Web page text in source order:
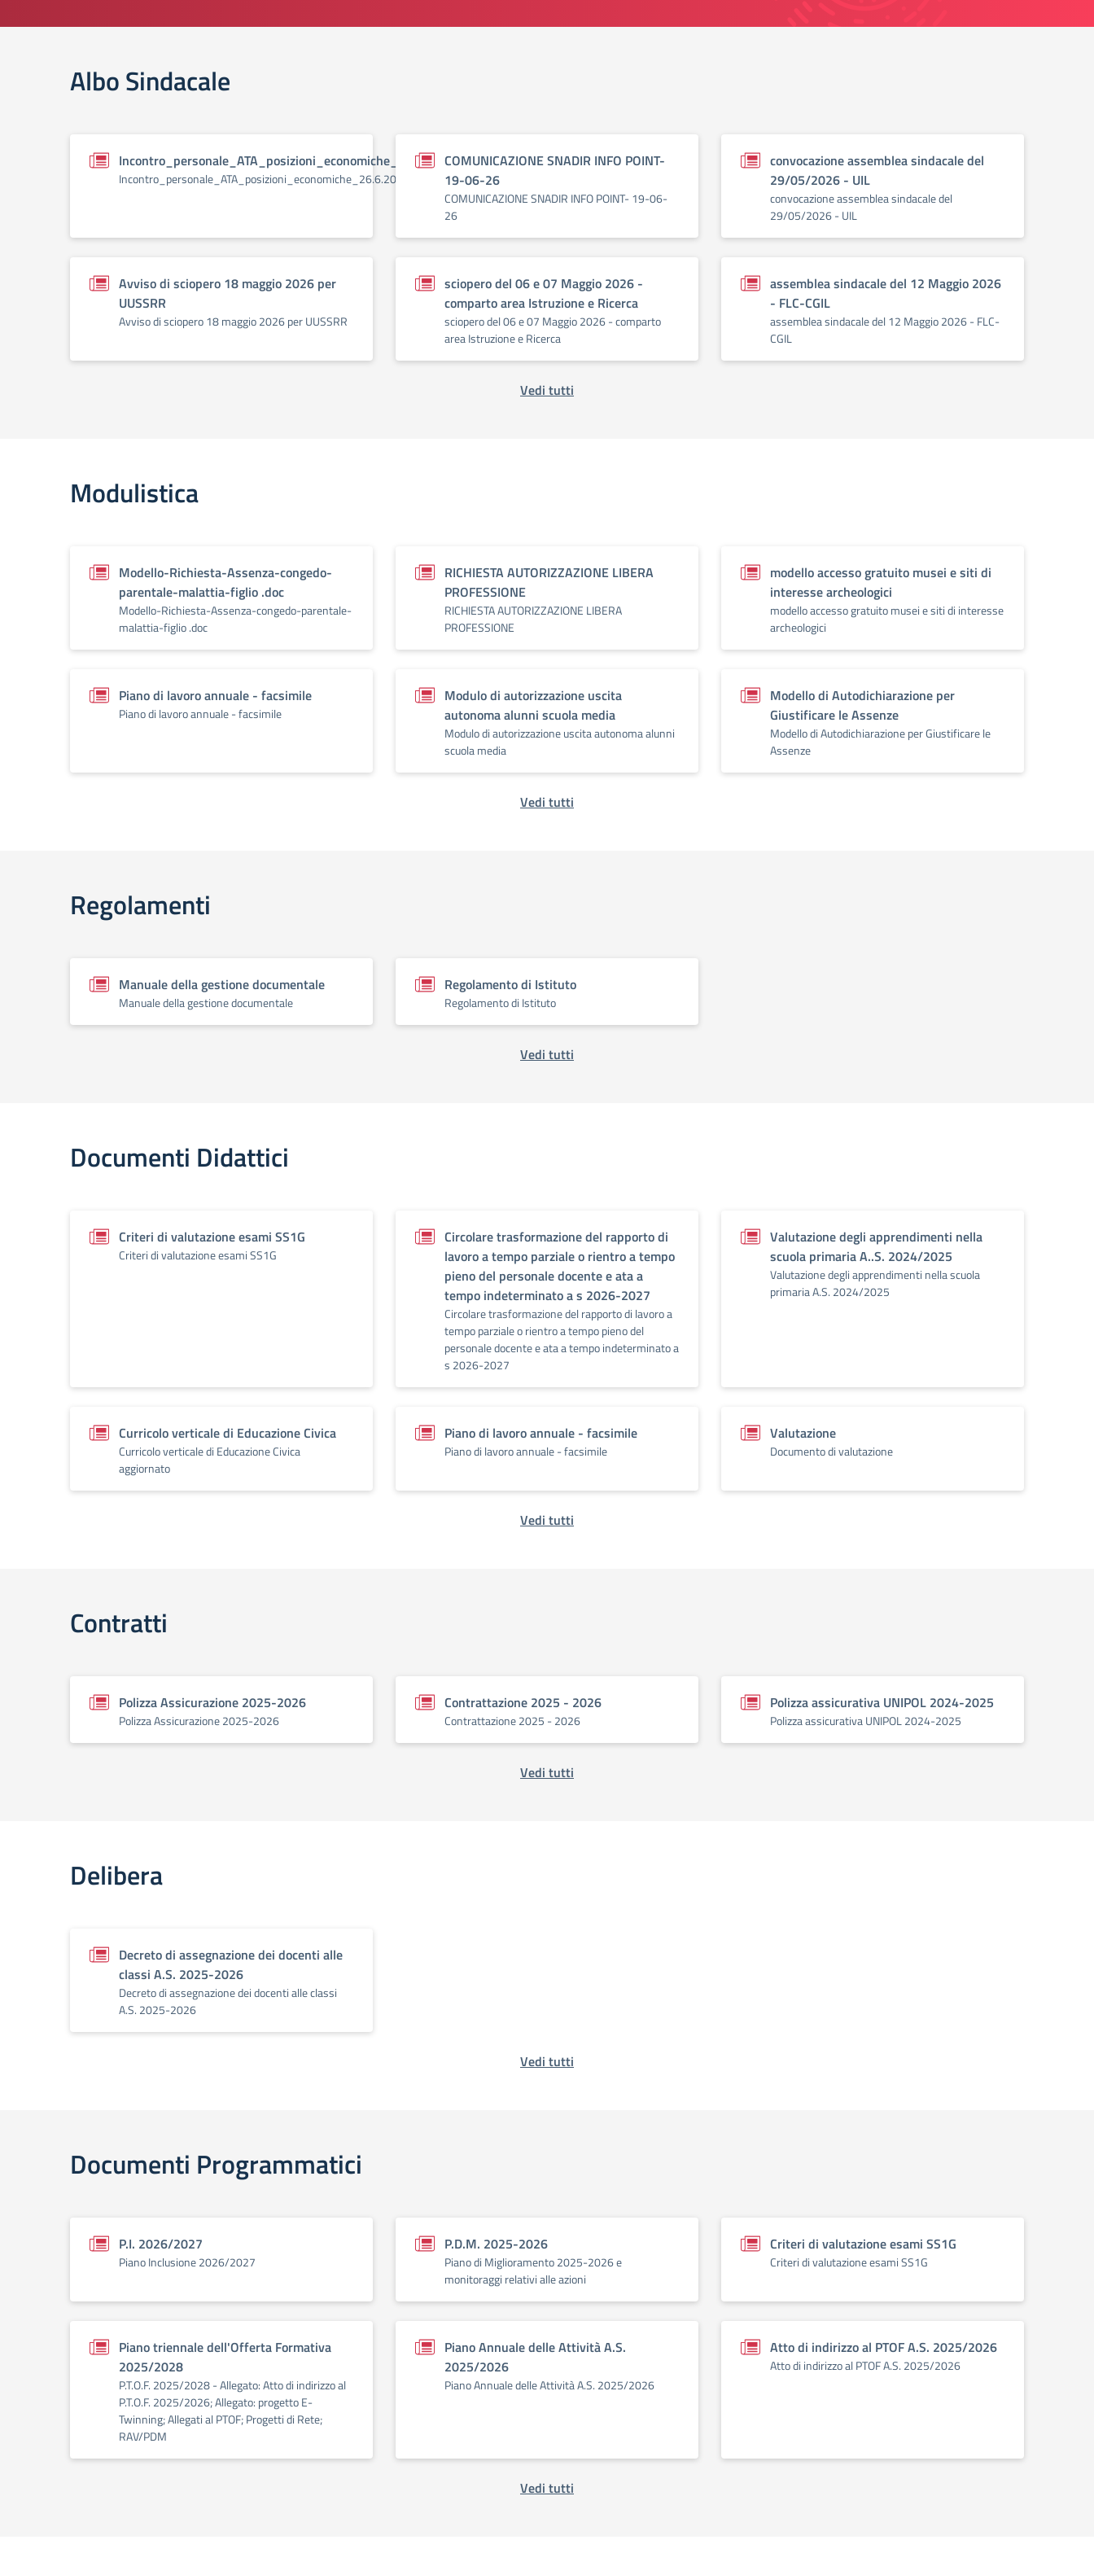
Albo Sindacale
Incontro_personale_ATA_posizioni_economiche_26.6.2026
Incontro_personale_ATA_posizioni_economiche_26.6.2026
COMUNICAZIONE SNADIR INFO POINT-
19-06-26
COMUNICAZIONE SNADIR INFO POINT- 19-06-
26
convocazione assemblea sindacale del
29/05/2026 - UIL
convocazione assemblea sindacale del
29/05/2026 - UIL
Avviso di sciopero 18 maggio 2026 per
UUSSRR
Avviso di sciopero 18 maggio 2026 per UUSSRR
sciopero del 06 e 07 Maggio 2026 -
comparto area Istruzione e Ricerca
sciopero del 06 e 07 Maggio 2026 - comparto
area Istruzione e Ricerca
assemblea sindacale del 12 Maggio 2026
- FLC-CGIL
assemblea sindacale del 12 Maggio 2026 - FLC-
CGIL
Vedi tutti
Modulistica
Modello-Richiesta-Assenza-congedo-
parentale-malattia-figlio .doc
Modello-Richiesta-Assenza-congedo-parentale-
malattia-figlio .doc
RICHIESTA AUTORIZZAZIONE LIBERA
PROFESSIONE
RICHIESTA AUTORIZZAZIONE LIBERA
PROFESSIONE
modello accesso gratuito musei e siti di
interesse archeologici
modello accesso gratuito musei e siti di interesse
archeologici
Piano di lavoro annuale - facsimile
Piano di lavoro annuale - facsimile
Modulo di autorizzazione uscita
autonoma alunni scuola media
Modulo di autorizzazione uscita autonoma alunni
scuola media
Modello di Autodichiarazione per
Giustificare le Assenze
Modello di Autodichiarazione per Giustificare le
Assenze
Vedi tutti
Regolamenti
Manuale della gestione documentale
Manuale della gestione documentale
Regolamento di Istituto
Regolamento di Istituto
Vedi tutti
Documenti Didattici
Criteri di valutazione esami SS1G
Criteri di valutazione esami SS1G
Circolare trasformazione del rapporto di
lavoro a tempo parziale o rientro a tempo
pieno del personale docente e ata a
tempo indeterminato a s 2026-2027
Circolare trasformazione del rapporto di lavoro a
tempo parziale o rientro a tempo pieno del
personale docente e ata a tempo indeterminato a
s 2026-2027
Valutazione degli apprendimenti nella
scuola primaria A..S. 2024/2025
Valutazione degli apprendimenti nella scuola
primaria A.S. 2024/2025
Curricolo verticale di Educazione Civica
Curricolo verticale di Educazione Civica
aggiornato
Piano di lavoro annuale - facsimile
Piano di lavoro annuale - facsimile
Valutazione
Documento di valutazione
Vedi tutti
Contratti
Polizza Assicurazione 2025-2026
Polizza Assicurazione 2025-2026
Contrattazione 2025 - 2026
Contrattazione 2025 - 2026
Polizza assicurativa UNIPOL 2024-2025
Polizza assicurativa UNIPOL 2024-2025
Vedi tutti
Delibera
Decreto di assegnazione dei docenti alle
classi A.S. 2025-2026
Decreto di assegnazione dei docenti alle classi
A.S. 2025-2026
Vedi tutti
Documenti Programmatici
P.I. 2026/2027
Piano Inclusione 2026/2027
P.D.M. 2025-2026
Piano di Miglioramento 2025-2026 e
monitoraggi relativi alle azioni
Criteri di valutazione esami SS1G
Criteri di valutazione esami SS1G
Piano triennale dell'Offerta Formativa
2025/2028
P.T.O.F. 2025/2028 - Allegato: Atto di indirizzo al
P.T.O.F. 2025/2026; Allegato: progetto E-
Twinning; Allegati al PTOF; Progetti di Rete;
RAV/PDM
Piano Annuale delle Attività A.S.
2025/2026
Piano Annuale delle Attività A.S. 2025/2026
Atto di indirizzo al PTOF A.S. 2025/2026
Atto di indirizzo al PTOF A.S. 2025/2026
Vedi tutti